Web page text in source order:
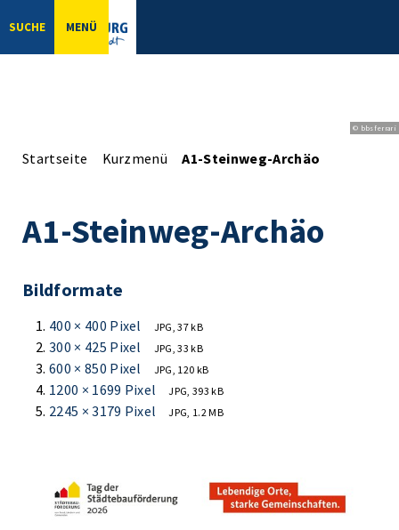
SUCHE MENÜ
© bbsferrari
Startseite Kurzmenü A1-Steinweg-Archäo
A1-Steinweg-Archäo
Bildformate
400 × 400 Pixel JPG, 37 kB
300 × 425 Pixel JPG, 33 kB
600 × 850 Pixel JPG, 120 kB
1200 × 1699 Pixel JPG, 393 kB
2245 × 3179 Pixel JPG, 1.2 MB